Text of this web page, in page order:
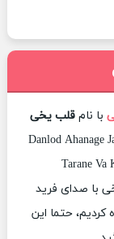
با نامقلب یخی
Danlod Ahanage
Tarane Va
با صدای فرید
حتما این